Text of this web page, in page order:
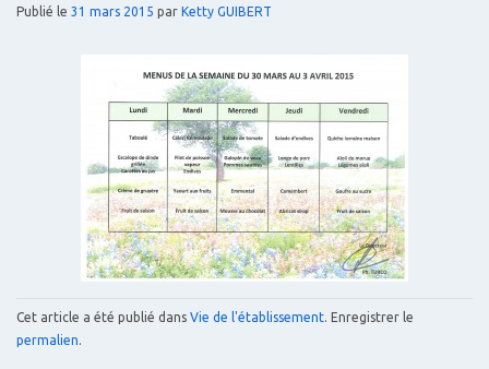
Publié le 31 mars 2015 par Ketty GUIBERT
Cet article a été publié dans Vie de l'établissement . Enregistrer le
permalien